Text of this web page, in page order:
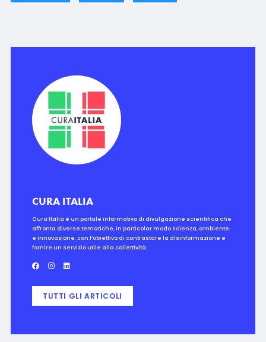
CURA ITALIA
Cura Italia è un portale informativo di divulgazione scientifica che
affronta diverse tematiche, in particolar modo scienza, ambiente
e innovazione, con l’obiettivo di contrastare la disinformazione e
fornire un servizio utile alla collettività.
TUTTI GLI ARTICOLI